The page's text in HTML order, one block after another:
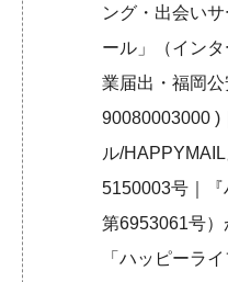
ング・出会い
ール」（イン
業届出・福岡
90080003000 )
ル/
5150003号｜
第6953061号
「ハッピーラ